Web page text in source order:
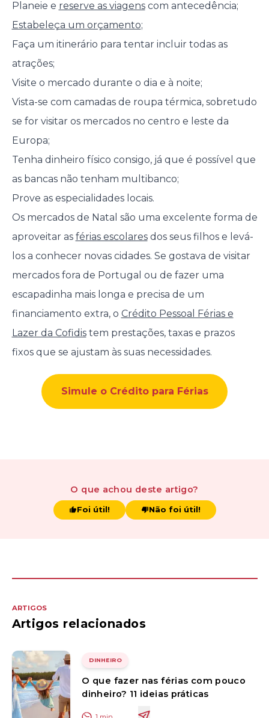
Planeie e reserve as viagenscom antecedência;
Estabeleça um orçamento;
Faça um itinerário para tentar incluir todas as
atrações;
Visite o mercado durante o dia e à noite;
Vista-se com camadas de roupa térmica, sobretudo
se for visitar os mercados no centro e leste da
Europa;
Tenha dinheiro físico consigo, já que é possível que
as bancas não tenham multibanco;
Prove as especialidades locais.
Os mercados de Natal são uma excelente forma de
aproveitar as férias escolaresdos seus filhos e levá-
los a conhecer novas cidades. Se gostava de visitar
mercados fora de Portugal ou de fazer uma
escapadinha mais longa e precisa de um
financiamento extra, o Crédito Pessoal Férias e
Lazer da Cofidistem prestações, taxas e prazos
fixos que se ajustam às suas necessidades.
Simule o Crédito para Férias
O que achou deste artigo?
Foi útil! Não foi útil!
ARTIGOS
Artigos relacionados
DINHEIRO
O que fazer nas férias com pouco
dinheiro? 11 ideias práticas